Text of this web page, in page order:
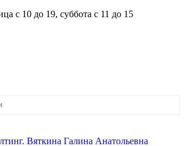
с 10 до 19, суббота с 11 до 15
Вяткина Галина Анатольевна